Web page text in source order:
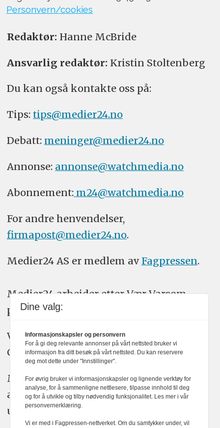
Personvern/cookies
Redaktør: Hanne McBride
Ansvarlig redaktør: Kristin Stoltenberg
Du kan også kontakte oss på:
Tips: tips@medier24.no
Debatt: meninger@medier24.no
Annonse: annonse@watchmedia.no
Abonnement:m24@watchmedia.no
For andre henvendelser,
firmapost@medier24.no.
Medier24 AS er medlem av Fagpressen.
Medier24 arbeider etter Vær Varsom-
plakatens regler for god presseskikk.
Vi bruker KI-verktøy som ChatGPT,
Claude, og Gemini i journalistikken vår.
Medier24s redaksjon har alltid det fulle
ansvar for publisert innhold, med eller
uten bruk av kunstig intelligens.
Dine valg:
Informasjonskapsler og personvern
For å gi deg relevante annonser på vårt nettsted bruker vi
informasjon fra ditt besøk på vårt nettsted. Du kan reservere
deg mot dette under "Innstillinger".
For øvrig bruker vi informasjonskapsler og lignende verktøy for
analyse, for å sammenligne nettlesere, tilpasse innhold til deg
og for å utvikle og tilby nødvendig funksjonalitet. Les mer i vår
personvernerklæring.
Vi er med i Fagpressen-nettverket. Om du samtykker under, vil